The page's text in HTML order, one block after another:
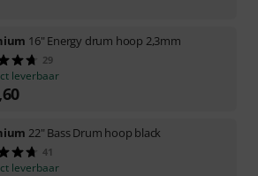
16" Energy drum hoop 2,3mm
29
leverbaar
22" Bass Drum hoop black
41
leverbaar